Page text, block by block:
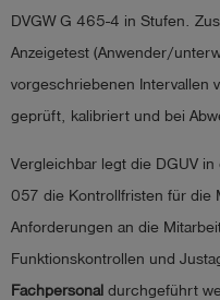
shield
DVGW G 465-4 in Stufen.
Anzeigetest (Anwender/
vorgeschriebenen Intervallen
geprüft, kalibriert und bei
Vergleichbar legt die DGUV
057 die Kontrollfristen für die
Anforderungen an die
Funktionskontrollen und
Fachpersonal durchgeführt